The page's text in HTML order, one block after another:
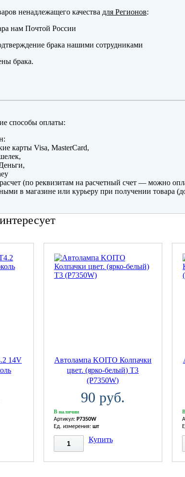
ненадлежащего качества для Регионов:
нам Почтой России
брака нашими сотрудниками
брака.
способы оплаты:
карты Visa, MasterCard,
(по реквизитам на расчетный счет — можно
в магазине или курьеру при получении товара
14V
Автолампа KOITO Колпачки
цвет. (ярко-белый) T3
(P7350W)
90 руб.
В наличии
Артикул: P7350W
Ед. измерения: шт
Купить